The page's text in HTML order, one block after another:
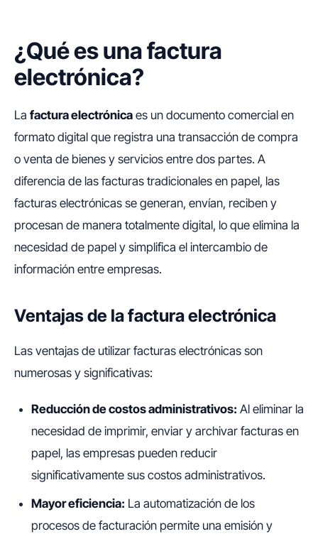
¿Qué es una factura
electrónica?
La factura electrónica es un documento comercial en
formato digital que registra una transacción de compra
o venta de bienes y servicios entre dos partes. A
diferencia de las facturas tradicionales en papel, las
facturas electrónicas se generan, envían, reciben y
procesan de manera totalmente digital, lo que elimina la
necesidad de papel y simplifica el intercambio de
información entre empresas.
Ventajas de la factura electrónica
Las ventajas de utilizar facturas electrónicas son
numerosas y significativas:
Reducción de costos administrativos: Al eliminar la
necesidad de imprimir, enviar y archivar facturas en
papel, las empresas pueden reducir
significativamente sus costos administrativos.
Mayor eficiencia: La automatización de los
procesos de facturación permite una emisión y